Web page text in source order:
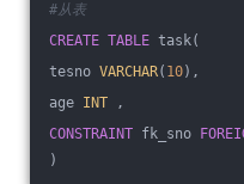
#从表
CREATE TABLE task(
tesno VARCHAR( 10),
age INT ,
CONSTRAINT fk_sno
)